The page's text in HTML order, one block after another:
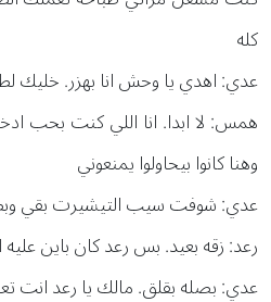
كله
عدي: اهدي يا وحش انا بهزر. خليك
همس: لا ابدا. انا اللي كنت بحب
وهنا كانوا بيحاولوا يمنعوني
عدي: شوفت سيب التيشيرت بقي
رعد: زقه بعيد. بس رعد كان باين عليه
عدي: بصله بقلق. مالك يا رعد انت